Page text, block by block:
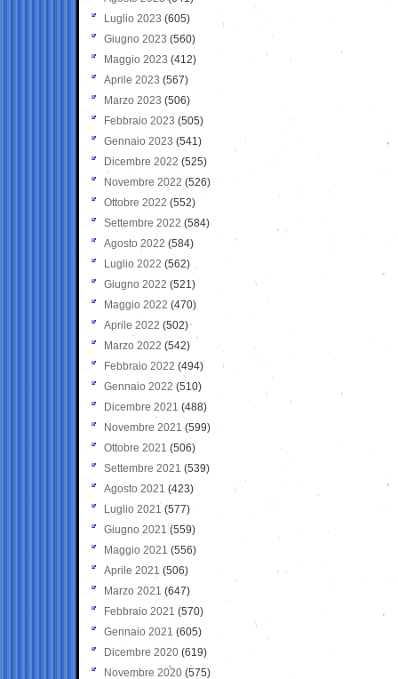
Luglio 2023 (605)
Giugno 2023 (560)
Maggio 2023 (412)
Aprile 2023 (567)
Marzo 2023 (506)
Febbraio 2023 (505)
Gennaio 2023 (541)
Dicembre 2022 (525)
Novembre 2022 (526)
Ottobre 2022 (552)
Settembre 2022 (584)
Agosto 2022 (584)
Luglio 2022 (562)
Giugno 2022 (521)
Maggio 2022 (470)
Aprile 2022 (502)
Marzo 2022 (542)
Febbraio 2022 (494)
Gennaio 2022 (510)
Dicembre 2021 (488)
Novembre 2021 (599)
Ottobre 2021 (506)
Settembre 2021 (539)
Agosto 2021 (423)
Luglio 2021 (577)
Giugno 2021(559)
Maggio 2021 (556)
Aprile 2021 (506)
Marzo 2021 (647)
Febbraio 2021 (570)
Gennaio 2021 (605)
Dicembre 2020 (619)
Novembre 2020 (575)